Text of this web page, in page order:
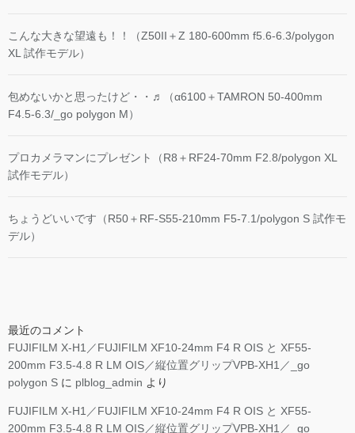
こんな大きな望遠も！！（Z50II＋Z 180-600mm f5.6-6.3/polygon
XL 試作モデル）
包めないかと思ったけど・・♬（α6100＋TAMRON 50-400mm
F4.5-6.3/_go polygon M）
プロカメラマンにプレゼント（R8＋RF24-70mm F2.8/polygon XL
試作モデル）
ちょうどいいです（R50＋RF-S55-210mm F5-7.1/polygon S 試作モ
デル）
最近のコメント
FUJIFILM X-H1／FUJIFILM XF10-24mm F4 R OIS と XF55-
200mm F3.5-4.8 R LM OIS／縦位置グリップVPB-XH1／_go
polygon S に plblog_admin より
FUJIFILM X-H1／FUJIFILM XF10-24mm F4 R OIS と XF55-
200mm F3.5-4.8 R LM OIS／縦位置グリップVPB-XH1／_go